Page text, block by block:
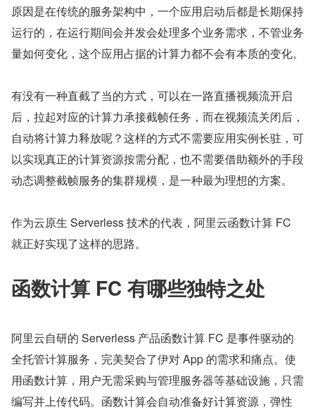
原因是在传统的服务架构中，一个应用启动后都是长期保持
运行的，在运行期间会并发会处理多个业务需求，不管业务
量如何变化，这个应用占据的计算力都不会有本质的变化。
有没有一种直截了当的方式，可以在一路直播视频流开启
后，拉起对应的计算力承接截帧任务，而在视频流关闭后，
自动将计算力释放呢？这样的方式不需要应用实例长驻，可
以实现真正的计算资源按需分配，也不需要借助额外的手段
动态调整截帧服务的集群规模，是一种最为理想的方案。
作为云原生 Serverless 技术的代表，阿里云函数计算 FC
就正好实现了这样的思路。
函数计算 FC 有哪些独特之处
阿里云自研的 Serverless 产品函数计算 FC 是事件驱动的
全托管计算服务，完美契合了伊对 App 的需求和痛点。使
用函数计算，用户无需采购与管理服务器等基础设施，只需
编写并上传代码。函数计算会自动准备好计算资源，弹性